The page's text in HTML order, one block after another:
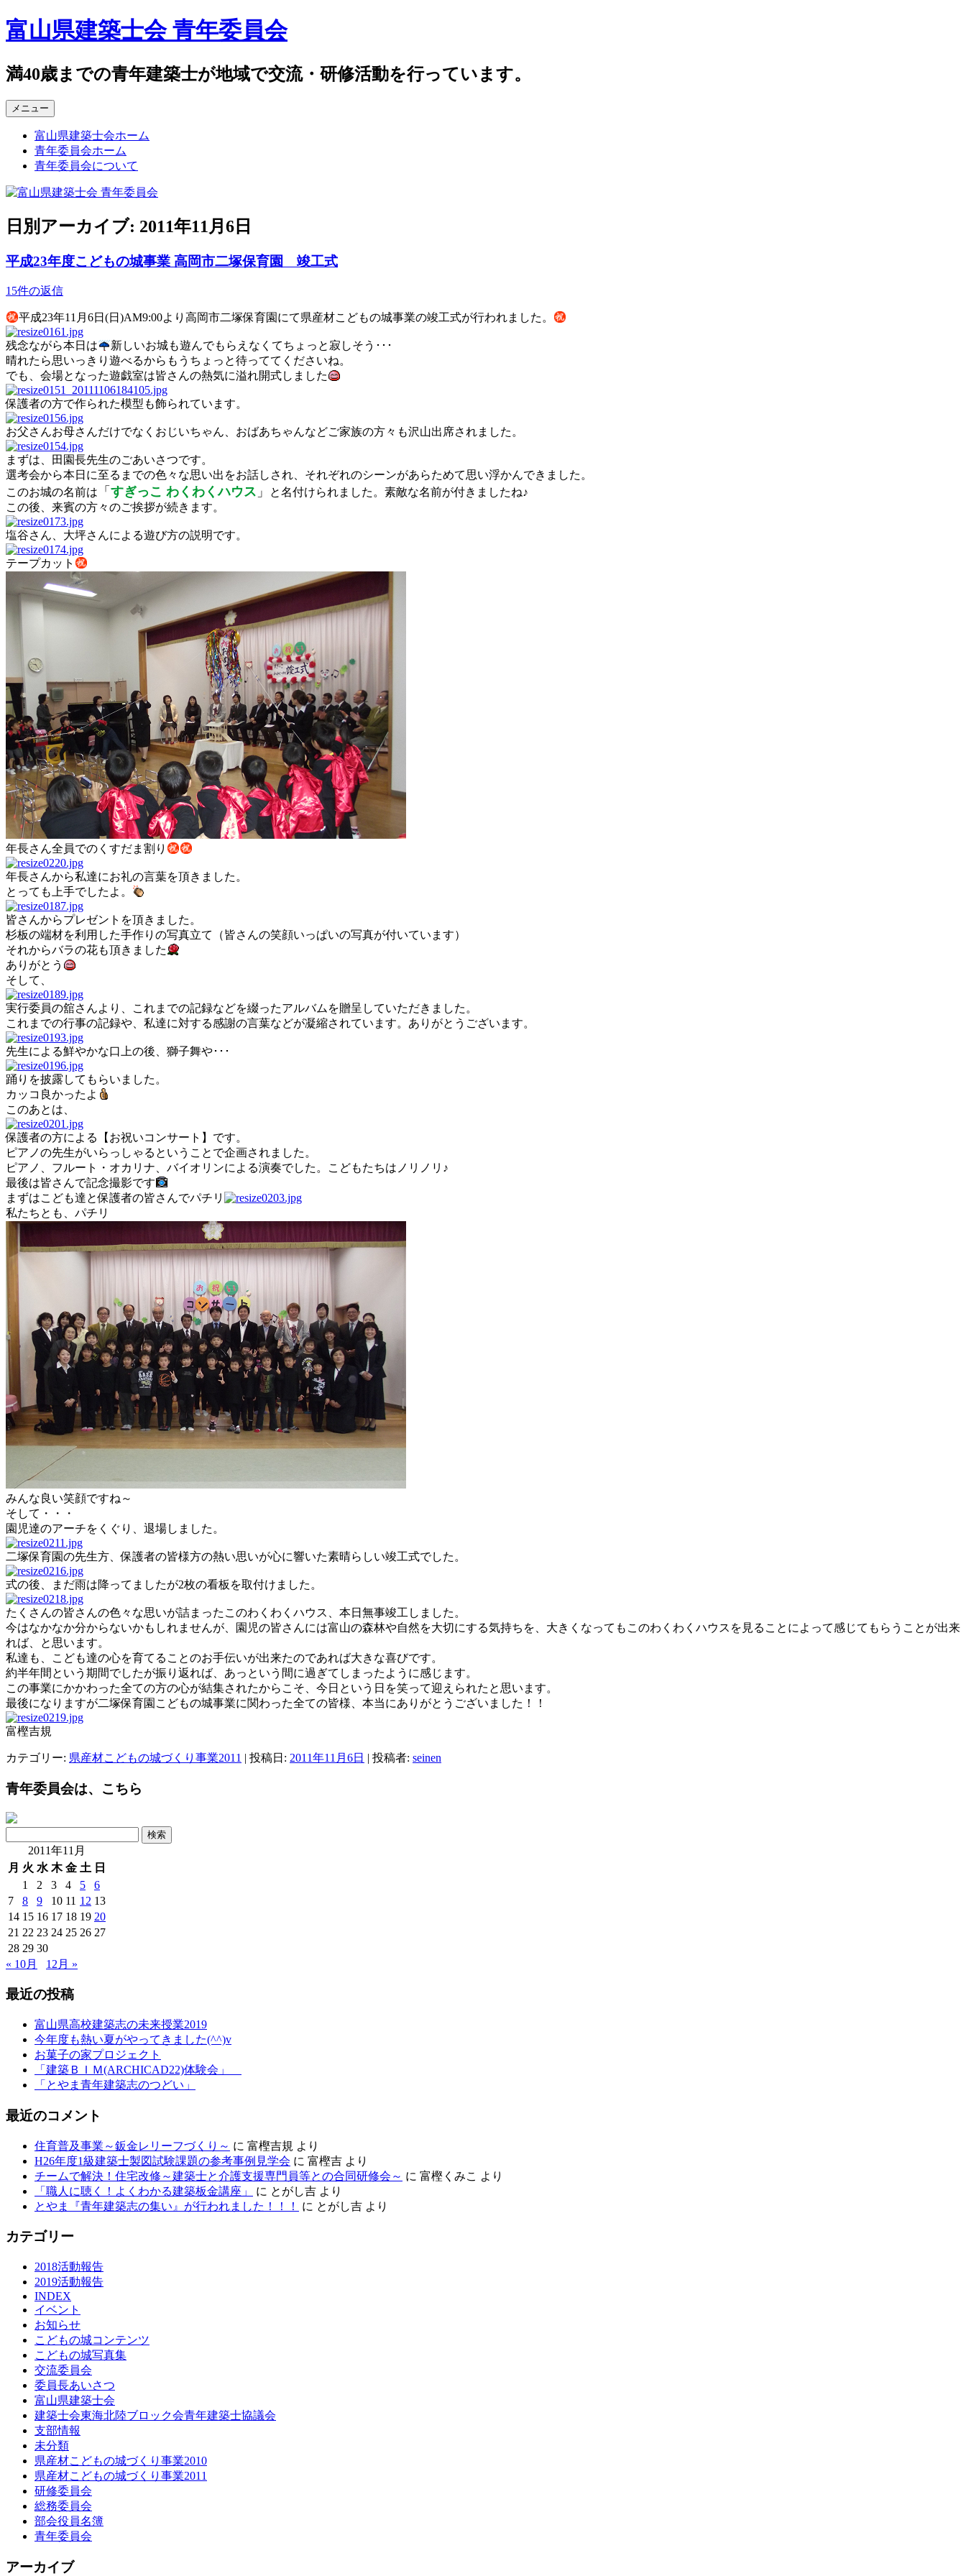
コ
ン
ン
ツ
へ
ス
富山県建築士会 青年委員会
満40歳までの青年建築士が地域で交流・研修活動を行っています。
メニュー
富山県建築士会ホーム
青年委員会ホーム
青年委員会について
日別アーカイブ: 2011年11月6日
平成23年度こどもの城事業 高岡市二塚保育園 竣工式
15件の返信
平成23年11月6日(日)AM9:00より高岡市二塚保育園にて県産材こどもの城事業の竣工式が行われました。
残念ながら本日は
新しいお城も遊んでもらえなくてちょっと寂しそう･･･
晴れたら思いっきり遊べるからもうちょっと待っててくださいね。
でも、会場となった遊戯室は皆さんの熱気に溢れ開式しました
保護者の方で作られた模型も飾られています。
お父さんお母さんだけでなくおじいちゃん、おばあちゃんなどご家族の方々も沢山出席されました。
まずは、田園長先生のごあいさつです。
選考会から本日に至るまでの色々な思い出をお話しされ、それぞれのシーンがあらためて思い浮かんできました。
このお城の名前は
「 すぎっこ わくわくハウス 」
と名付けられました。素敵な名前が付きましたね♪
この後、来賓の方々のご挨拶が続きます。
塩谷さん、大坪さんによる遊び方の説明です。
テープカット
年長さん全員でのくすだま割り
年長さんから私達にお礼の言葉を頂きました。
とっても上手でしたよ。
皆さんからプレゼントを頂きました。
杉板の端材を利用した手作りの写真立て（皆さんの笑顔いっぱいの写真が付いています）
それからバラの花も頂きました
ありがとう
そして、
実行委員の舘さんより、これまでの記録などを綴ったアルバムを贈呈していただきました。
これまでの行事の記録や、私達に対する感謝の言葉などが凝縮されています。ありがとうございます。
先生による鮮やかな口上の後、獅子舞や･･･
踊りを披露してもらいました。
カッコ良かったよ
このあとは、
保護者の方による【お祝いコンサート】です。
ピアノの先生がいらっしゃるということで企画されました。
ピアノ、フルート・オカリナ、バイオリンによる演奏でした。こどもたちはノリノリ♪
最後は皆さんで記念撮影です
まずはこども達と保護者の皆さんでパチリ
私たちとも、パチリ
みんな良い笑顔ですね～
そして・・・
園児達のアーチをくぐり、退場しました。
二塚保育園の先生方、保護者の皆様方の熱い思いが心に響いた素晴らしい竣工式でした。
式の後、まだ雨は降ってましたが2枚の看板を取付けました。
たくさんの皆さんの色々な思いが詰まったこのわくわくハウス、本日無事竣工しました。
今はなかなか分からないかもしれませんが、園児の皆さんには富山の森林や自然を大切にする気持ちを、大きくなってもこのわくわくハウスを見ることによって感じてもらうことが出来
れば、と思います。
私達も、こども達の心を育てることのお手伝いが出来たのであれば大きな喜びです。
約半年間という期間でしたが振り返れば、あっという間に過ぎてしまったように感じます。
この事業にかかわった全ての方の心が結集されたからこそ、今日という日を笑って迎えられたと思います。
最後になりますが二塚保育園こどもの城事業に関わった全ての皆様、本当にありがとうございました！！
富樫吉規
カテゴリー: 県産材こどもの城づくり事業2011 | 投稿日: 2011年11月6日 | 投稿者: seinen
青年委員会は、こちら
2011年11月
月 火 水 木 金 土 日
1
2 3 4 5
6
7
8 9 10 11 12 13
14 15 16 17 18 19 20
21 22 23 24 25 26 27
28 29 30
« 10月
12月 »
最近の投稿
富山県高校建築志の未来授業2019
今年度も熱い夏がやってきました(^^)v
お菓子の家プロジェクト
「建築ＢＩＭ(ARCHICAD22)体験会」
「とやま青年建築志のつどい」
最近のコメント
住育普及事業～鈑金レリーフづくり～ に 富樫吉規 より
H26年度1級建築士製図試験課題の参考事例見学会 に 富樫吉 より
チームで解決！住宅改修～建築士と介護支援専門員等との合同研修会～ に 富樫くみこ より
「職人に聴く！よくわかる建築板金講座」
に とがし吉 より
とやま『青年建築志の集い』が行われました！！！
に とがし吉 より
カテゴリー
2018活動報告
2019活動報告
INDEX
イベント
お知らせ
こどもの城コンテンツ
こどもの城写真集
交流委員会
委員長あいさつ
富山県建築士会
建築士会東海北陸ブロック会青年建築士協議会
支部情報
未分類
県産材こどもの城づくり事業2010
県産材こどもの城づくり事業2011
研修委員会
総務委員会
部会役員名簿
青年委員会
アーカイブ